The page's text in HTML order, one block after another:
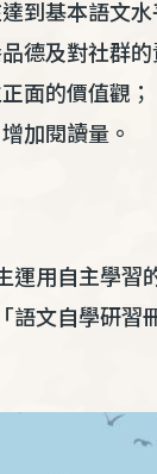
到基本語文
德及對社群的
面的價值觀；
加閱讀量。
運用自主學
文自學研